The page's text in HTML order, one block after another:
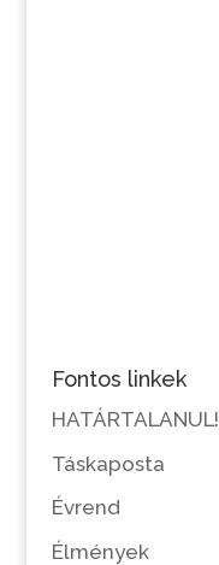
Fontos linkek
HATÁRTALANUL!
Táskaposta
Évrend
Élmények